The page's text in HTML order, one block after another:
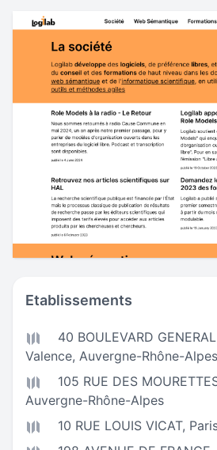
Etablissements
40 BOULEVARD
Valence, Auvergne-Rhône-Alpes
105 RUE DES
Auvergne-Rhône-Alpes
10 RUE LOUIS VICAT,